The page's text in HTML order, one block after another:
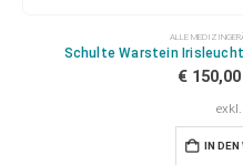
ALLE
Schulte Warstein
€150,00
IN DEN